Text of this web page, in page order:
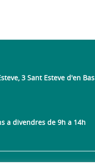
3 Sant Esteve d'en Bas
a divendres de 9h a 14h